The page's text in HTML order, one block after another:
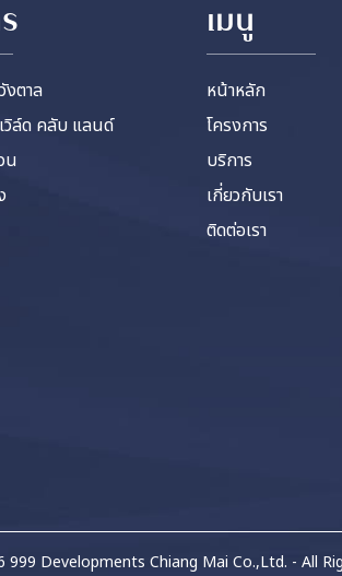
ตาล
วิล์ด คลับ แลนด์
น
เมนู
หน้าหลัก
โครงการ
บริการ
เกี่ยวกับเรา
ติดต่อเรา
Developments Chiang Mai Co.,Ltd. - All